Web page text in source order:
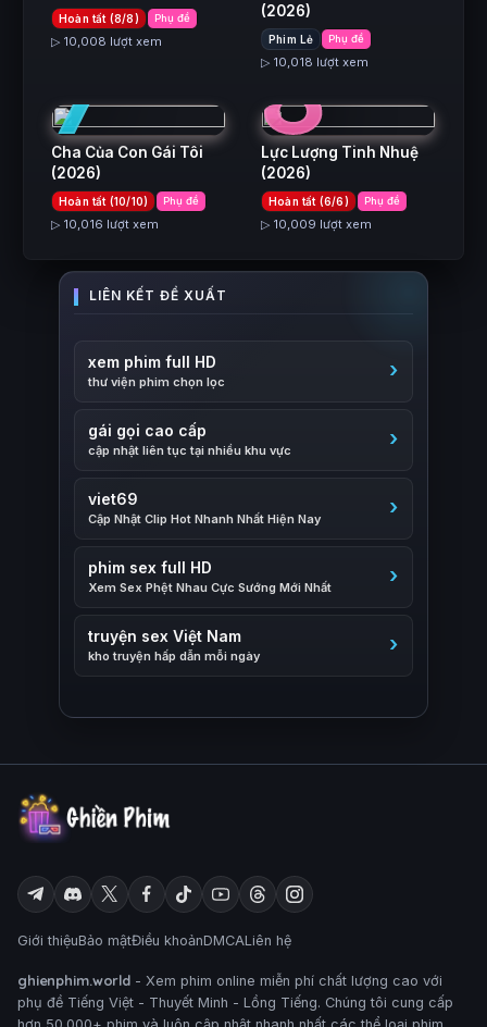
Hoàn tất (8/8) Phụ đề
▷ 10,008 lượt xem
(2026)
Phim Lẻ Phụ đề
▷ 10,018 lượt xem
7
Cha Của Con Gái Tôi
(2026)
Hoàn tất (10/10) Phụ đề
▷ 10,016 lượt xem
8
Lực Lượng Tinh Nhuệ
(2026)
Hoàn tất (6/6) Phụ đề
▷ 10,009 lượt xem
xem phim full HD
thư viện phim chọn lọc
gái gọi cao cấp
cập nhật liên tục tại nhiều khu vực
viet69
Cập Nhật Clip Hot Nhanh Nhất Hiện Nay
phim sex full HD
Xem Sex Phệt Nhau Cực Sướng Mới Nhất
truyện sex Việt Nam
kho truyện hấp dẫn mỗi ngày
Giới thiệuBảo mậtĐiều khoảnDMCALiên hệ
ghienphim.world - Xem phim online miễn phí chất lượng cao với
phụ đề Tiếng Việt - Thuyết Minh - Lồng Tiếng. Chúng tôi cung cấp